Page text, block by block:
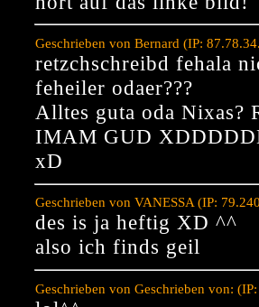
Geschrieben von Bernard (IP:
retzchschreibd fehala
feheiler odaer???
Alltes guta oda Nixas?
IMAM GUD
xD
Geschrieben von VANESSA (IP:
des is ja heftig XD ^^
also ich finds geil
Geschrieben von Geschrieben von: